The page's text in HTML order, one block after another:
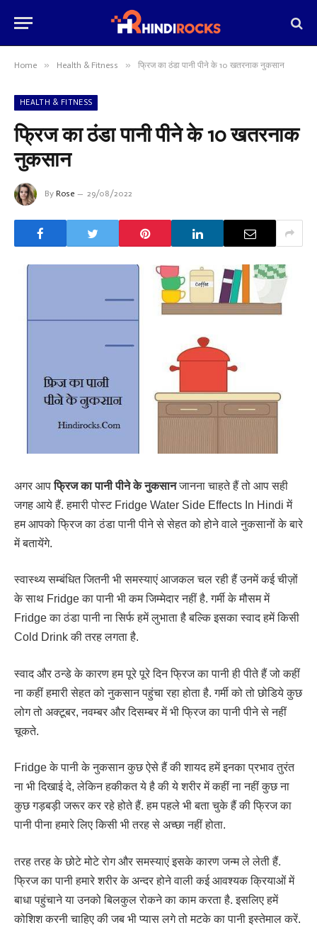
Home » Health & Fitness » फ्रिज का ठंडा पानी पीने के 10 खतरनाक नुकसान
HEALTH & FITNESS
फ्रिज का ठंडा पानी पीने के 10 खतरनाक
नुकसान
By Rose 29/08/2022
अगर आपफ्रिज का पानी पीने के नुकसानजानना चाहते हैं तो आप सही
जगह आये हैं. हमारी पोस्ट Fridge Water Side Effects In Hindi में
हम आपको फ्रिज का ठंडा पानी पीने से सेहत को होने वाले नुकसानों के बारे
में बतायेंगे.
स्वास्थ्य सम्बंधित जितनी भी समस्याएं आजकल चल रही हैं उनमें कई चीज़ों
के साथ Fridge का पानी भी कम जिम्मेदार नहीं है. गर्मी के मौसम में
Fridge का ठंडा पानी ना सिर्फ हमें लुभाता है बल्कि इसका स्वाद हमें किसी
Cold Drink की तरह लगता है.
स्वाद और ठन्डे के कारण हम पूरे पूरे दिन फ्रिज का पानी ही पीते हैं जो कहीं
ना कहीं हमारी सेहत को नुकसान पहुंचा रहा होता है. गर्मी को तो छोडिये कुछ
लोग तो अक्टूबर, नवम्बर और दिसम्बर में भी फ्रिज का पानी पीने से नहीं
चूकते.
Fridge के पानी के नुकसान कुछ ऐसे हैं की शायद हमें इनका प्रभाव तुरंत
ना भी दिखाई दे, लेकिन हकीकत ये है की ये शरीर में कहीं ना नहीं कुछ ना
कुछ गड़बड़ी जरूर कर रहे होते हैं. हम पहले भी बता चुके हैं की फ्रिज का
पानी पीना हमारे लिए किसी भी तरह से अच्छा नहीं होता.
तरह तरह के छोटे मोटे रोग और समस्याएं इसके कारण जन्म ले लेती हैं.
फ्रिज का पानी हमारे शरीर के अन्दर होने वाली कई आवश्यक क्रियाओं में
बाधा पहुंचाने या उनको बिलकुल रोकने का काम करता है. इसलिए हमें
कोशिश करनी चाहिए की जब भी प्यास लगे तो मटके का पानी इस्तेमाल करें.